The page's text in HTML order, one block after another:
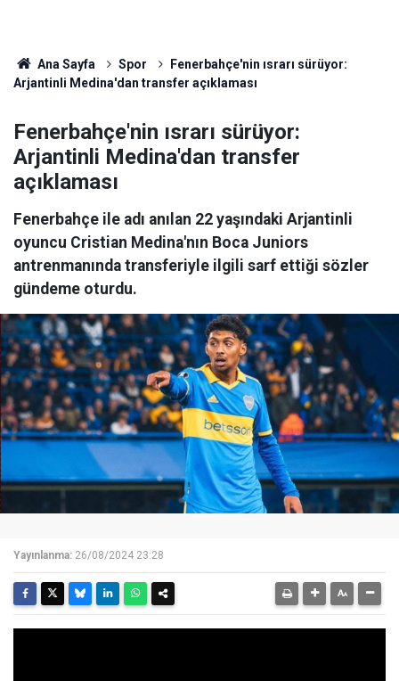
Ana Sayfa Spor
Fenerbahçe'nin ısrarı sürüyor:
Arjantinli Medina'dan transfer açıklaması
Fenerbahçe'nin ısrarı sürüyor:
Arjantinli Medina'dan transfer
açıklaması
Fenerbahçe ile adı anılan 22 yaşındaki Arjantinli
oyuncu Cristian Medina'nın Boca Juniors
antrenmanında transferiyle ilgili sarf ettiği sözler
gündeme oturdu.
Yayınlanma: 26/08/2024 23:28